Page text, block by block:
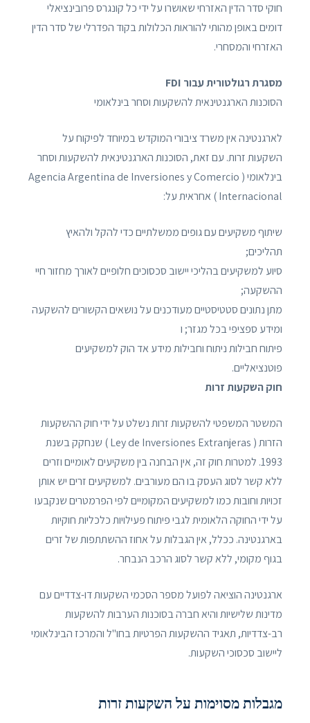
חוקי סדר הדין האזרחי שאושרו על ידי כל קונגרס פרובינציאלי
דומים באופן מהותי להוראות הכלולות בקוד הפדרלי של סדר הדין
האזרחי והמסחרי.
מסגרת רגולטורית עבור FDI
הסוכנות הארגנטינאית להשקעות וסחר בינלאומי
לארגנטינה אין משרד ציבורי המוקדש במיוחד לפיקוח על
השקעות זרות. עם זאת, הסוכנות הארגנטינאית להשקעות וסחר
בינלאומי ( Agencia Argentina de Inversiones y Comercio
Internacional ) אחראית על:
שיתוף משקיעים עם גופים ממשלתיים כדי להקל ולהאיץ
תהליכים;
סיוע למשקיעים בהליכי יישוב סכסוכים חלופיים לאורך מחזור חיי
ההשקעה;
מתן נתונים סטטיסטיים מעודכנים על נושאים הקשורים להשקעה
ומידע ספציפי בכל מגזר; ו
פיתוח חבילות ניתוח וחבילות מידע אד הוק למשקיעים
פוטנציאליים.
חוק השקעות זרות
המשטר המשפטי להשקעות זרות נשלט על ידי חוק ההשקעות
הזרות ( Ley de Inversiones Extranjeras ) שנחקק בשנת
1993. למטרות חוק זה, אין הבחנה בין משקיעים לאומיים וזרים
ללא קשר לסוג העסק בו הם מעורבים. למשקיעים זרים יש אותן
זכויות וחובות כמו למשקיעים המקומיים לפי הפרמטרים שנקבעו
על ידי החוקה הלאומית לגבי פיתוח פעילויות כלכליות חוקיות
בארגנטינה. ככלל, אין הגבלות על אחוז ההשתתפות של זרים
בגוף מקומי, ללא קשר לסוג הרכב הנבחר.
ארגנטינה הוציאה לפועל מספר הסכמי השקעות דו-צדדיים עם
מדינות שלישיות והיא חברה בסוכנות הערבות להשקעות
רב-צדדיות, תאגיד ההשקעות הפרטיות בחו"ל והמרכז הבינלאומי
ליישוב סכסוכי השקעות.
מגבלות מסוימות על השקעות זרות